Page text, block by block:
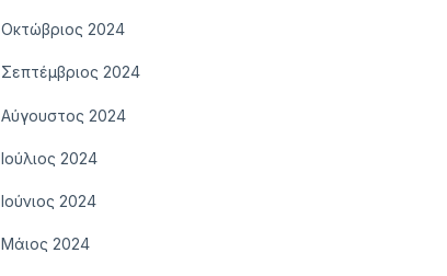
Οκτώβριος 2024
Σεπτέμβριος 2024
Αύγουστος 2024
Ιούλιος 2024
Ιούνιος 2024
Μάιος 2024